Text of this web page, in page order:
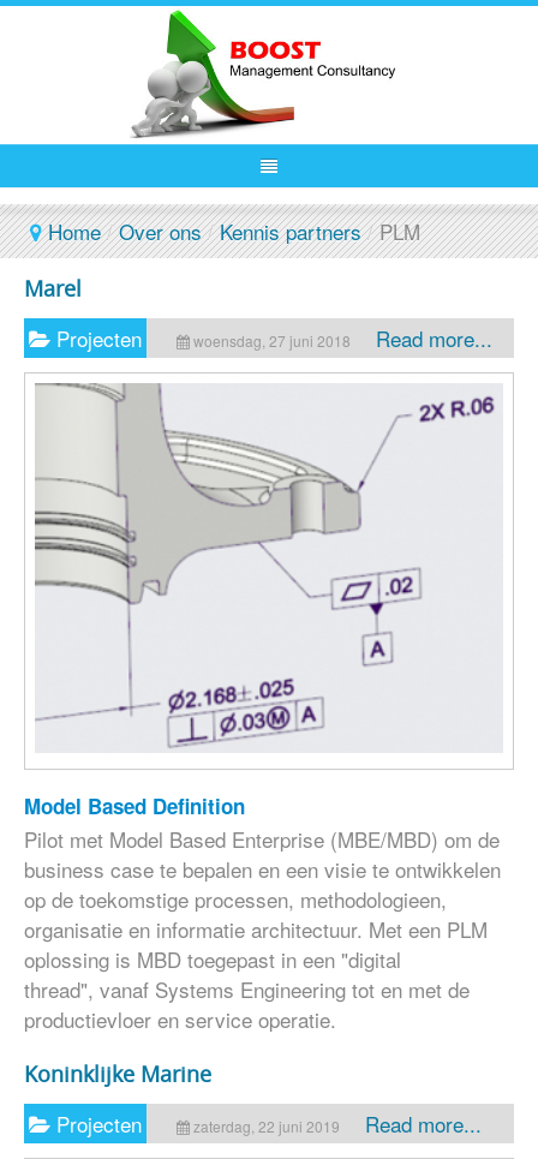
Home / Over ons / Kennis partners / PLM
Marel
Projecten woensdag, 27 juni 2018 Read more...
Model Based Definition
Pilot met Model Based Enterprise (MBE/MBD) om de
business case te bepalen en een visie te ontwikkelen
op de toekomstige processen, methodologieen,
organisatie en informatie architectuur. Met een PLM
oplossing is MBD toegepast in een "digital
thread", vanaf Systems Engineering tot en met de
productievloer en service operatie.
Koninklijke Marine
Projecten zaterdag, 22 juni 2019 Read more...